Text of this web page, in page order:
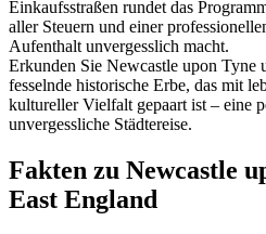
Einkaufsstraßen rundet das
aller Steuern und einer
Aufenthalt unvergesslich macht.
Erkunden Sie Newcastle upon Tyne
fesselnde historische Erbe, das mit
kultureller Vielfalt gepaart ist – eine
unvergessliche Städtereise.
Fakten zu Newcastle
East England